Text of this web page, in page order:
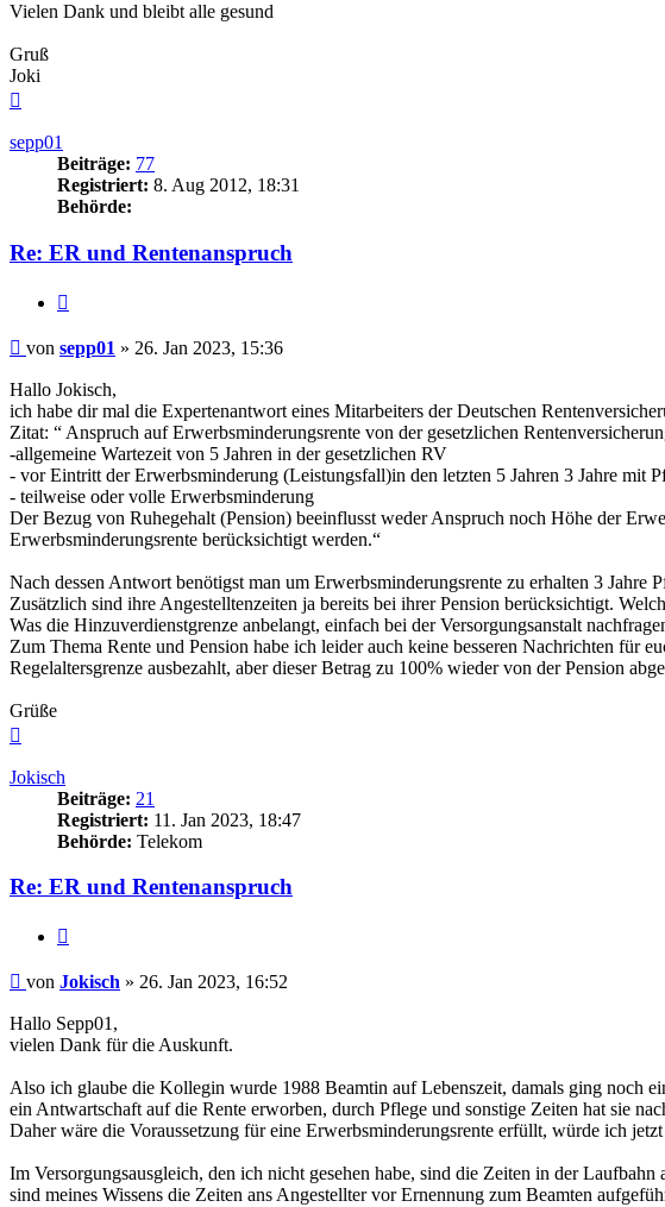
Vielen Dank und bleibt alle gesund
Gruß
Joki
sepp01
Beiträge: 77
Registriert: 8. Aug 2012, 18:31
Behörde:
Re: ER und Rentenanspruch
Beitrag
von sepp01 » 26. Jan 2023, 15:36
Hallo Jokisch,
ich habe dir mal die Expertenantwort eines Mitarbeiters der Deutschen
Zitat: “ Anspruch auf Erwerbsminderungsrente von der gesetzlichen
-allgemeine Wartezeit von 5 Jahren in der gesetzlichen RV
- vor Eintritt der Erwerbsminderung (Leistungsfall)in den letzten 5 Jahren 3 Jahre mit
- teilweise oder volle Erwerbsminderung
Der Bezug von Ruhegehalt (Pension) beeinflusst weder Anspruch noch Höhe der
Erwerbsminderungsrente berücksichtigt werden.“
Nach dessen Antwort benötigst man um Erwerbsminderungsrente zu erhalten 3 Jahre
Zusätzlich sind ihre Angestelltenzeiten ja bereits bei ihrer Pension berücksichtigt.
Was die Hinzuverdienstgrenze anbelangt, einfach bei der Versorgungsanstalt
Zum Thema Rente und Pension habe ich leider auch keine besseren Nachrichten für
Regelaltersgrenze ausbezahlt, aber dieser Betrag zu 100% wieder von der Pension
Grüße
Jokisch
Beiträge: 21
Registriert: 11. Jan 2023, 18:47
Behörde: Telekom
Re: ER und Rentenanspruch
Beitrag
von Jokisch » 26. Jan 2023, 16:52
Hallo Sepp01,
vielen Dank für die Auskunft.
Also ich glaube die Kollegin wurde 1988 Beamtin auf Lebenszeit, damals ging noch
ein Antwartschaft auf die Rente erworben, durch Pflege und sonstige Zeiten hat sie
Daher wäre die Voraussetzung für eine Erwerbsminderungsrente erfüllt, würde ich jetzt
Im Versorgungsausgleich, den ich nicht gesehen habe, sind die Zeiten in der
sind meines Wissens die Zeiten ans Angestellter vor Ernennung zum Beamten